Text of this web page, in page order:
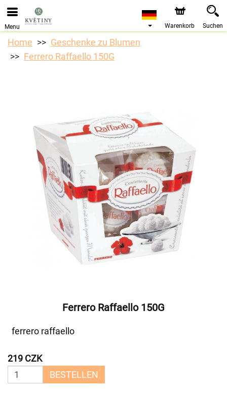
Bestellungen über unseren Onlineshop nehmen wir gerne
entgegen. Der frühestmögliche Liefertermin ist ab dem
10.08.2026 aufgrund von Betriebsurlaub.
Menu Warenkorb Suchen
Home
Geschenke zu Blumen
Ferrero Raffaello 150G
Ferrero Raffaello 150G
ferrero raffaello
219 CZK
BESTELLEN